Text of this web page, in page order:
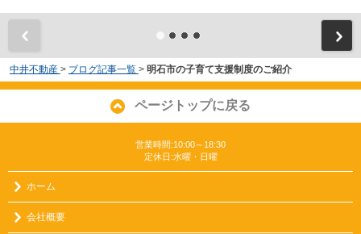
中井不動産 > ブログ記事一覧 > 明石市の子育て支援制度のご紹介
ページトップに戻る
営業時間:10:00～18:30
定休日:水曜・日曜
ホーム
会社概要